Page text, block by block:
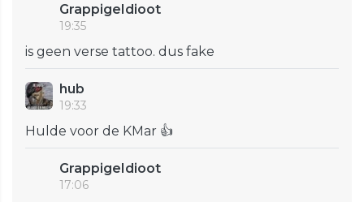
GrappigeIdioot
19:35
is geen verse tattoo. dus fake
hub
19:33
Hulde voor de KMar 👍
GrappigeIdioot
17:06